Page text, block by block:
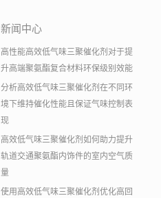
新闻中心
高性能高效低气味三聚催化剂对于提
升高端聚氨酯复合材料环保级别效能
分析高效低气味三聚催化剂在不同环
境下维持催化性能且保证气味控制表
现
高效低气味三聚催化剂如何助力提升
轨道交通聚氨酯内饰件的室内空气质
量
使用高效低气味三聚催化剂优化高回